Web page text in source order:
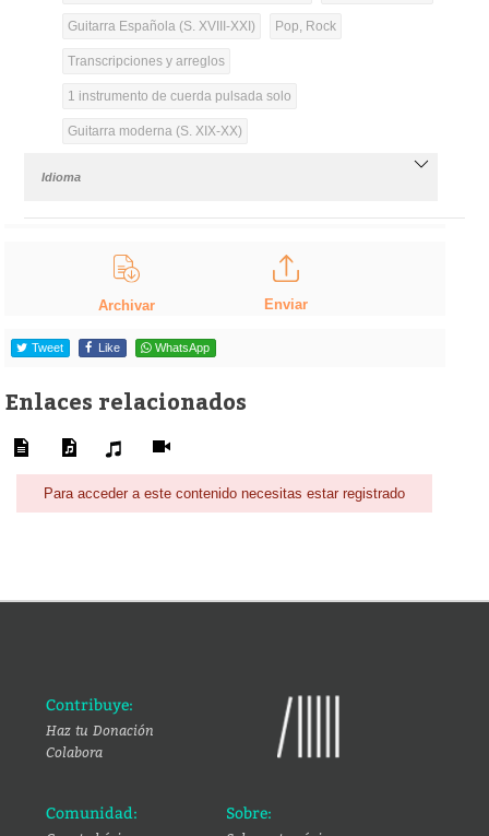
Guitarra Española (S. XVIII-XXI) Pop, Rock
Transcripciones y arreglos
1 instrumento de cuerda pulsada solo
Guitarra moderna (S. XIX-XX)
Idioma
Archivar Enviar
Tweet Like WhatsApp
Enlaces relacionados
Para acceder a este contenido necesitas estar registrado
Contribuye:
Haz tu Donación
Colabora
Comunidad: Sobre: